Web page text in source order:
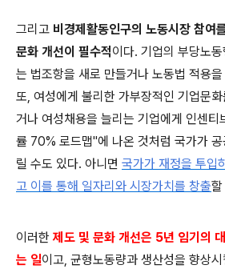
그리고 비경제활동인구의 노동시장 참여
문화 개선이 필수적이다. 기업의 부당노
는 법조항을 새로 만들거나 노동법 적용
또, 여성에게 불리한 가부장적인 기업문
거나 여성채용을 늘리는 기업에게 인센
률 70% 로드맵"에 나온 것처럼 국가가
릴 수도 있다. 아니면 국가가 재정을 투입
고 이를 통해 일자리와 시장가치를 창출
이러한제도 및 문화 개선은 5년 임기의
는 일이고, 균형노동량과 생산성을 향상시